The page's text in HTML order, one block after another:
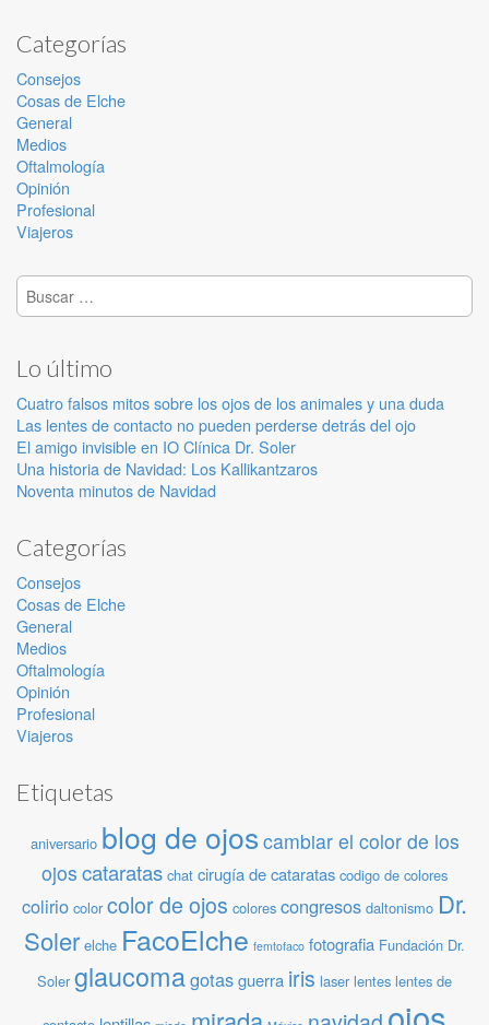
Categorías
Consejos
Cosas de Elche
General
Medios
Oftalmología
Opinión
Profesional
Viajeros
Buscar:
Lo último
Cuatro falsos mitos sobre los ojos de los animales y una duda
Las lentes de contacto no pueden perderse detrás del ojo
El amigo invisible en IO Clínica Dr. Soler
Una historia de Navidad: Los Kallikantzaros
Noventa minutos de Navidad
Categorías
Consejos
Cosas de Elche
General
Medios
Oftalmología
Opinión
Profesional
Viajeros
Etiquetas
aniversario blog de ojoscambiar el color de los
ojos cataratas chat cirugía de cataratas codigo de colores
colirio color color de ojos colores congresos daltonismo Dr.
Soler elche FacoElche femtofaco fotografia Fundación Dr.
Soler glaucomagotasguerra iris laser lentes lentes de